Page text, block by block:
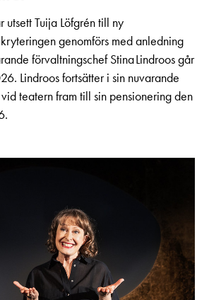
utsett Tuija Löfgrén till ny
genomförs med anledning
förvaltningschef Stina Lindroos går
Lindroos fortsätter i sin nuvarande
teatern fram till sin pensionering den